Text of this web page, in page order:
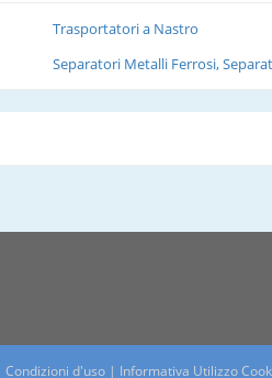
Trasportatori a Nastro
Separatori Metalli Ferrosi,
Condizioni d'uso| Informativa Utilizzo